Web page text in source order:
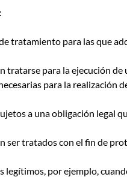
tratamiento para las que
tratarse para la ejecución
para la realización
a una obligación legal
ser tratados con el fin de
por ejemplo,